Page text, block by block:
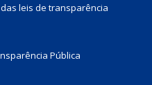
leis de transparência
Pública